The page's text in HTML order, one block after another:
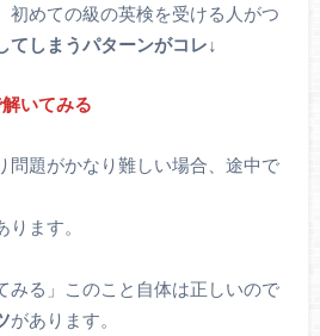
初めての級の英検を受ける人がつ
てしまうパターンがコレ↓
いてみる
問題がかなり難しい場合、途中で
ります。
みる」このこと自体は正しいので
があります。